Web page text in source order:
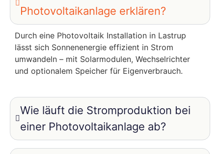
Photovoltaikanlage erklären?
Durch eine Photovoltaik Installation in Lastrup
lässt sich Sonnenenergie effizient in Strom
umwandeln – mit Solarmodulen, Wechselrichter
und optionalem Speicher für Eigenverbrauch.
Wie läuft die Stromproduktion bei
einer Photovoltaikanlage ab?